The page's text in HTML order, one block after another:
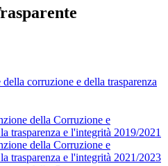
corruzione e della trasparenza
della Corruzione e
trasparenza e l'integrità 2019/2021
della Corruzione e
trasparenza e l'integrità 2021/2023